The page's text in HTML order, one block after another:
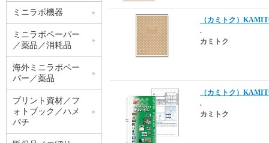
（カミトク）
.
カミトク
（カミトク）
.
カミトク
ミニラボ機器
ミニラボペーパー
／薬品／消耗品
海外ミニラボペー
パー／薬品
プリント資材／フ
ォトブック／ハメ
パチ